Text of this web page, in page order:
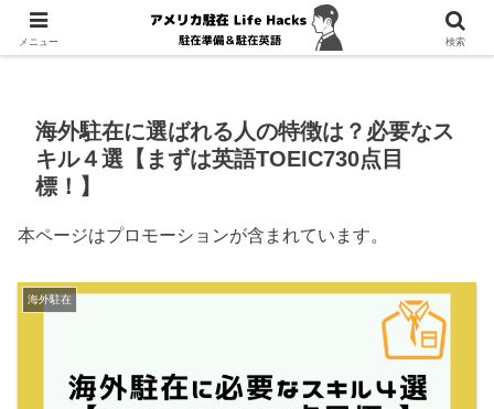
海外駐在
海外駐在に選ばれる人の特徴は？必要なス
キル４選【まずは英語TOEIC730点目
標！】
本ページはプロモーションが含まれています。
海外駐在
メニュー 検索